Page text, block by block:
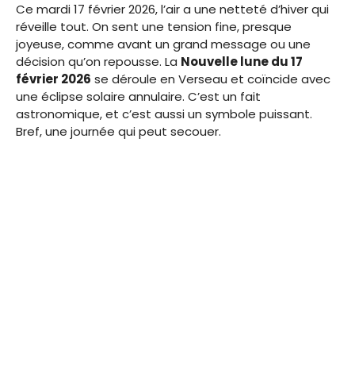
Ce mardi 17 février 2026, l’air a une netteté d’hiver qui
réveille tout. On sent une tension fine, presque
joyeuse, comme avant un grand message ou une
décision qu’on repousse. La Nouvelle lune du 17
février 2026 se déroule en Verseau et coïncide avec
une éclipse solaire annulaire. C’est un fait
astronomique, et c’est aussi un symbole puissant.
Bref, une journée qui peut secouer.